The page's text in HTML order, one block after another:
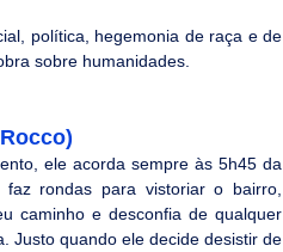
política, hegemonia de raça e de
sobre humanidades.
ele acorda sempre às 5h45 da
rondas para vistoriar o bairro,
caminho e desconfia de qualquer
Justo quando ele decide desistir de